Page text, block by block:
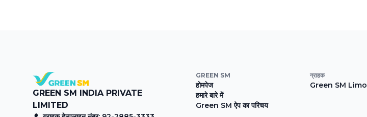
GREEN SM INDIA PRIVATE
LIMITED
GREEN SM
होमपेज
हमारे बारे में
Green SM ऐप का परिचय
ग्राहक
Green SM Limo